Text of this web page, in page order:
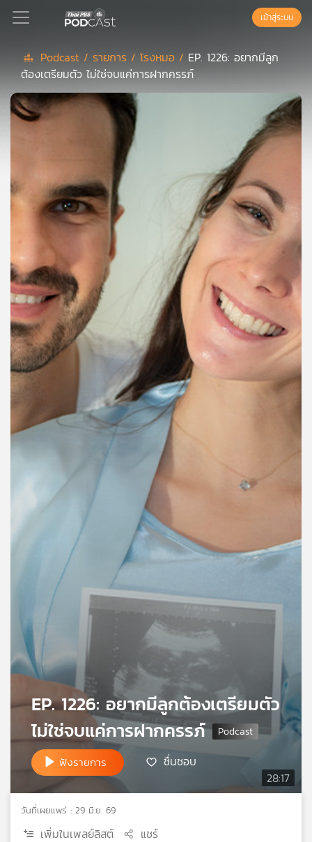
Podcast
เพล
แนะนำ
ลิ
สต์
ของ
คุณ
เพลง
บทความ
กิจกรรม
เครือ
ข่าย
วิทยุ
พี
เครือ
ข่าย
เข้าสู่ระบบ
Podcast / รายการ /โรงหมอ / EP. 1226: อยากมีลูก
ต้องเตรียมตัว ไม่ใช่จบแค่การฝากครรภ์
28:17
EP. 1226: อยากมีลูกต้องเตรียมตัว
ไม่ใช่จบแค่การฝากครรภ์
ฟังรายการ ชื่นชอบ
วันที่เผยแพร่ : 29 มิ.ย. 69
เพิ่มในเพลย์ลิสต์ แชร์